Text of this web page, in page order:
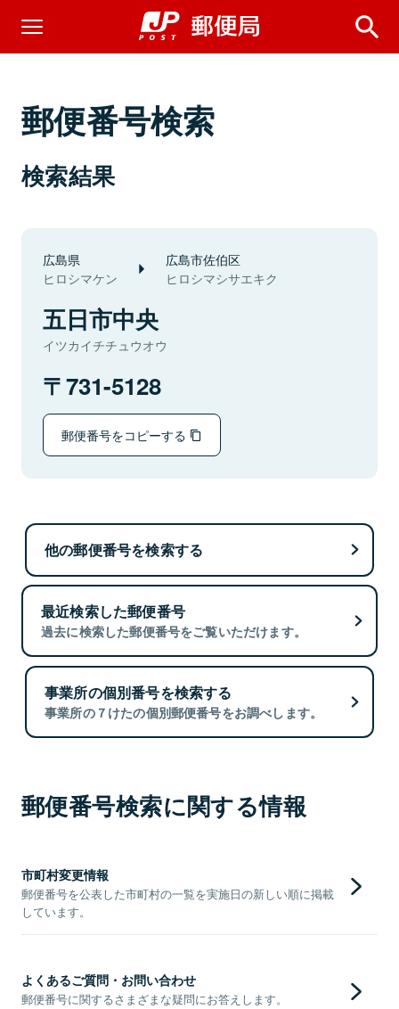
郵便番号検索
検索結果
広島県
ヒロシマケン
広島市佐伯区
ヒロシマシサエキク
五日市中央
イツカイチチュウオウ
731-5128
郵便番号をコピーする
他の郵便番号を検索する
最近検索した郵便番号
過去に検索した郵便番号をご覧いただけます。
事業所の個別番号を検索する
事業所の７けたの個別郵便番号をお調べします。
郵便番号検索に関する情報
市町村変更情報
郵便番号を公表した市町村の一覧を実施日の新しい順に掲載
しています。
よくあるご質問・お問い合わせ
郵便番号に関するさまざまな疑問にお答えします。